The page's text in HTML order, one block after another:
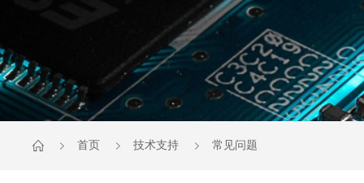
首页 技术支持 常见问题